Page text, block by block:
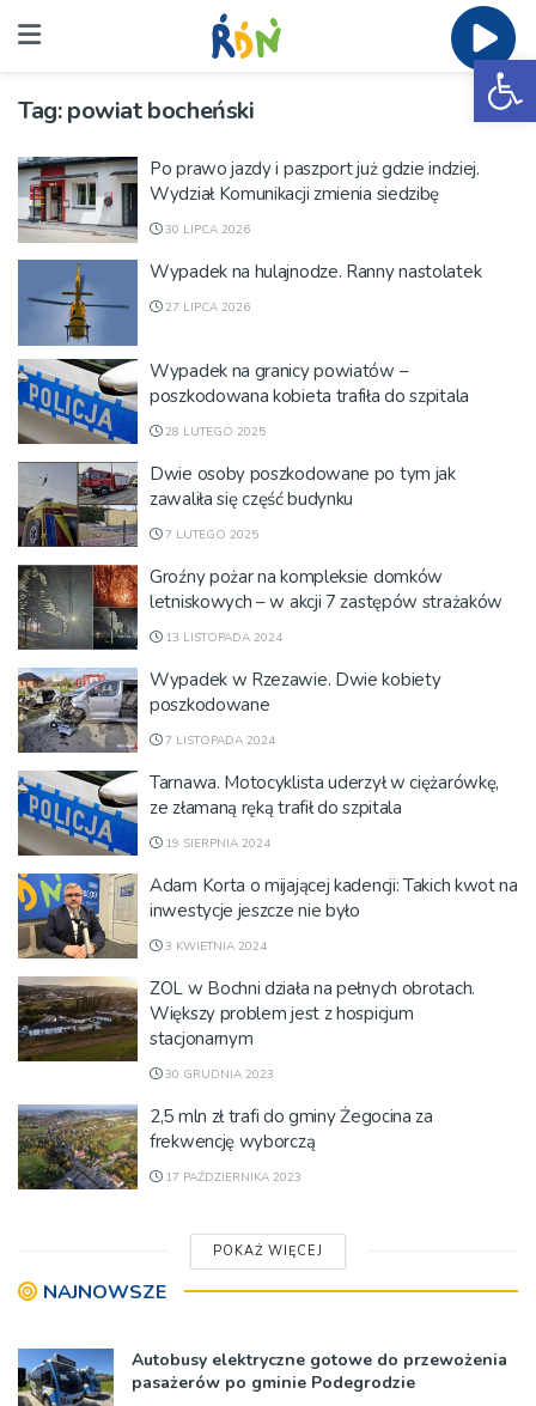
Tag:powiat bocheński
Po prawo jazdy i paszport już gdzie indziej.
Wydział Komunikacji zmienia siedzibę
30 LIPCA 2026
Wypadek na hulajnodze. Ranny nastolatek
27 LIPCA 2026
Wypadek na granicy powiatów –
poszkodowana kobieta trafiła do szpitala
28 LUTEGO 2025
Dwie osoby poszkodowane po tym jak
zawaliła się część budynku
7 LUTEGO 2025
Groźny pożar na kompleksie domków
letniskowych – w akcji 7 zastępów strażaków
13 LISTOPADA 2024
Wypadek w Rzezawie. Dwie kobiety
poszkodowane
7 LISTOPADA 2024
Tarnawa. Motocyklista uderzył w ciężarówkę,
ze złamaną ręką trafił do szpitala
19 SIERPNIA 2024
Adam Korta o mijającej kadencji: Takich kwot na
inwestycje jeszcze nie było
3 KWIETNIA 2024
ZOL w Bochni działa na pełnych obrotach.
Większy problem jest z hospicjum
stacjonarnym
30 GRUDNIA 2023
2,5 mln zł trafi do gminy Żegocina za
frekwencję wyborczą
17 PAŹDZIERNIKA 2023
POKAŻ WIĘCEJ
NAJNOWSZE
Autobusy elektryczne gotowe do przewożenia
pasażerów po gminie Podegrodzie